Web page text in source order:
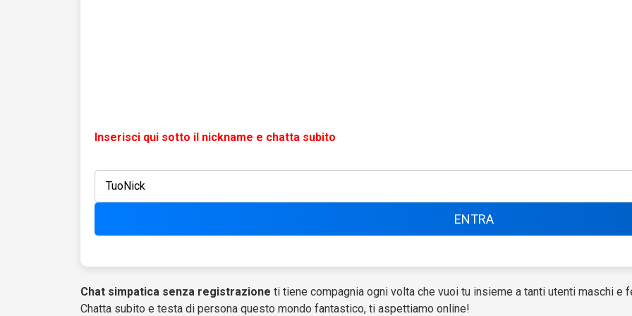
Inserisci qui sotto il nickname e chatta subito
Chat simpatica senza registrazione ti tiene compagnia ogni volta che vuoi tu insieme a tanti utenti maschi e
Chatta subito e testa di persona questo mondo fantastico, ti aspettiamo online!